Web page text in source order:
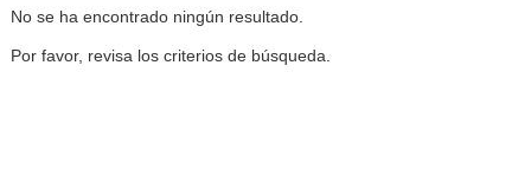
No se ha encontrado ningún resultado.
Por favor, revisa los criterios de búsqueda.